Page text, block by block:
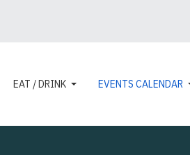
EAT / DRINK EVENTS CALENDAR